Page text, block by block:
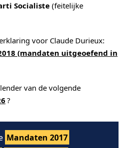
Socialiste (feitelijke
voor Claude Durieux:
(mandaten uitgeoefend in
van de volgende
?
Mandaten 2017